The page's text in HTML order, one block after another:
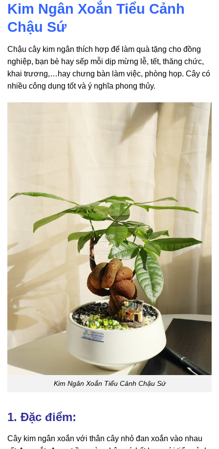
Kim Ngân Xoắn Tiểu Cảnh
Chậu Sứ
Chậu cây kim ngân thích hợp để làm quà tặng cho đồng
nghiệp, bạn bè hay sếp mỗi dịp mừng lễ, tết, thăng chức,
khai trương,…hay chưng bàn làm việc, phòng họp. Cây có
nhiều công dụng tốt và ý nghĩa phong thủy.
Kim Ngân Xoắn Tiểu Cảnh Chậu Sứ
1. Đặc điểm:
Cây kim ngân xoắn với thân cây nhỏ đan xoắn vào nhau